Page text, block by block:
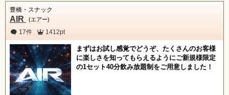
豊橋・スナック
AIR (エアー)
17件 1412pt
まずはお試し感覚でどうぞ、たくさんのお客様
に楽しさを知ってもらえるようにご新規様限定
の1セット40分飲み放題制をご用意しました！